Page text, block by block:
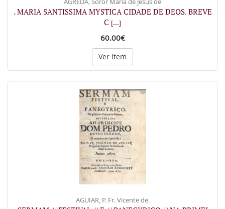
. MARIA SANTISSIMA MYSTICA CIDADE DE DEOS. BREVE
C [...]
60.00€
Ver Item
AGUIAR, P. Fr. Vicente de.